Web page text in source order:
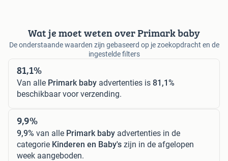
Wat je moet weten over Primark baby
De onderstaande waarden zijn gebaseerd op je zoekopdracht en de
ingestelde filters
81,1%
Van alle Primark baby advertenties is 81,1%
beschikbaar voor verzending.
9,9%
9,9% van alle Primark baby advertenties in de
categorie Kinderen en Baby's zijn in de afgelopen
week aangeboden.